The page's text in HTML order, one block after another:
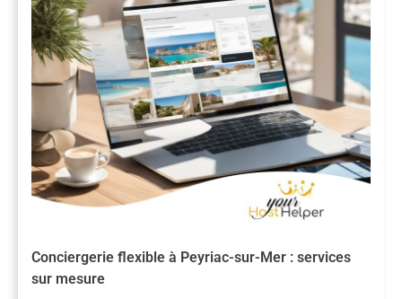
Conciergerie flexible à Peyriac-sur-Mer : services
sur mesure